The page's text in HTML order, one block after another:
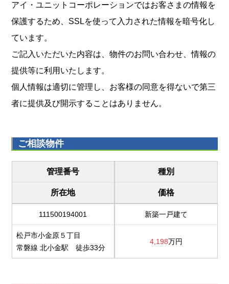
アイ・ユニットコーポレーションではお客さまの情報を
保護するため、SSLを使って入力された情報を暗号化し
ています。
ご記入いただいた内容は、物件のお問い合わせ、情報の
提供等に利用いたします。
個人情報は適切に管理し、お客様の同意を得ないで第三
者に提供及び開示することはありません。
ご相談物件
管理番号 種別
所在地 価格
111500194001 新築一戸建て
松戸市小金原５丁目
常磐線 北小金駅 徒歩33分
4,198万円